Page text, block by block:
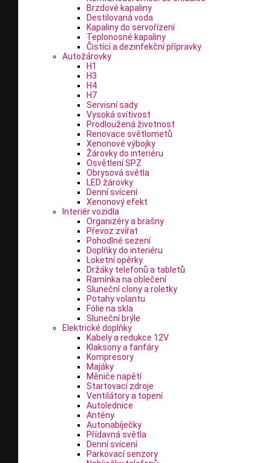
Brzdové kapaliny
Destilovaná voda
Kapaliny do servořízení
Teplonosné kapaliny
Čistící a dezinfekční přípravky
Autožárovky
H1
H3
H4
H7
Servisní sady
Vysoká svítivost
Prodloužená životnost
Renovace světlometů
Xenonové výbojky
Žárovky do interiéru
Osvětlení SPZ
Obrysová světla
LED žárovky
Denní svícení
Xenonový efekt
Interiér vozidla
Organizéry a brašny
Převoz zvířat
Pohodlné sezení
Doplňky do interiéru
Loketní opěrky
Držáky telefonů a tabletů
Ramínka na oblečení
Sluneční clony a roletky
Potahy volantu
Fólie na skla
Sluneční brýle
Elektrické doplňky
Kabely a redukce 12V
Klaksony a fanfáry
Kompresory
Majáky
Měniče napětí
Startovací zdroje
Ventilátory a topení
Autolednice
Antény
Autonabíječky
Přídavná světla
Denní svícení
Parkovací senzory